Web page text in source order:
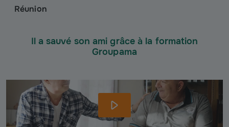
Réunion
Il a sauvé son ami grâce à la formation
Groupama